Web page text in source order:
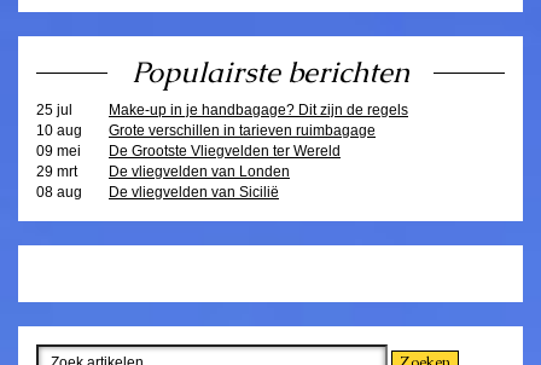
Populairste berichten
25 jul
Make-up in je handbagage? Dit zijn de regels
10 aug
Grote verschillen in tarieven ruimbagage
09 mei
De Grootste Vliegvelden ter Wereld
29 mrt
De vliegvelden van Londen
08 aug
De vliegvelden van Sicilië